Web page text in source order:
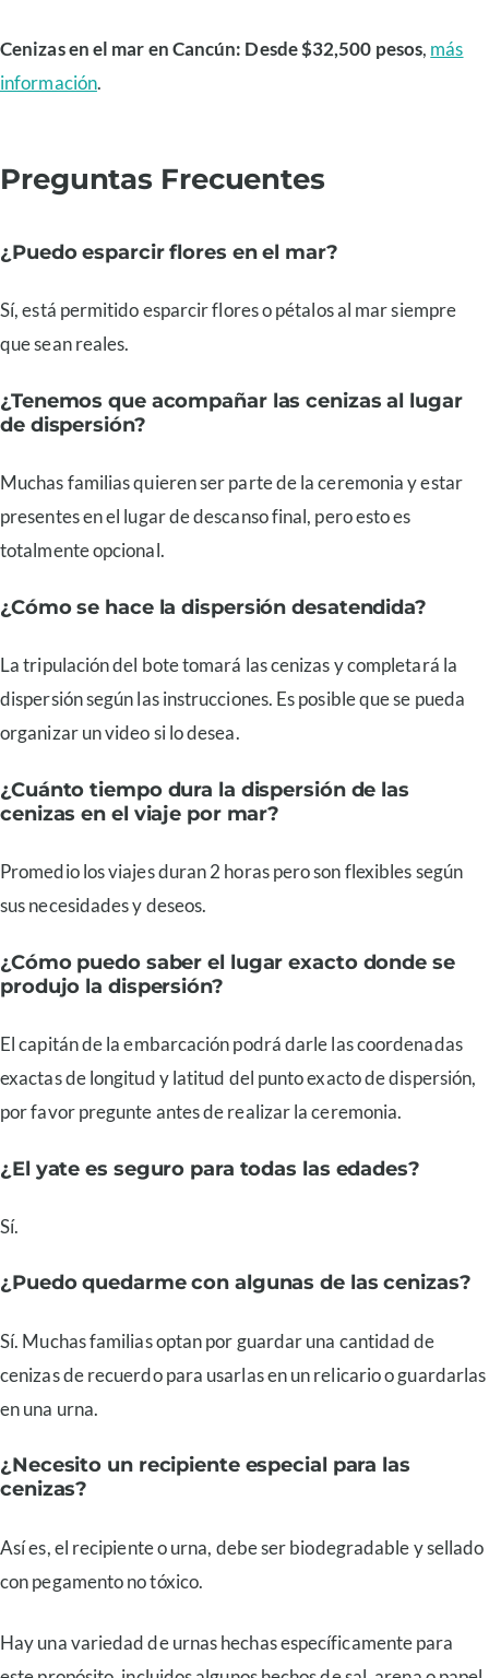
Cenizas en el mar en Cancún: Desde $32,500 pesos, más
información.
Preguntas Frecuentes
¿Puedo esparcir flores en el mar?
Sí, está permitido esparcir flores o pétalos al mar siempre
que sean reales.
¿Tenemos que acompañar las cenizas al lugar
de dispersión?
Muchas familias quieren ser parte de la ceremonia y estar
presentes en el lugar de descanso final, pero esto es
totalmente opcional.
¿Cómo se hace la dispersión desatendida?
La tripulación del bote tomará las cenizas y completará la
dispersión según las instrucciones. Es posible que se pueda
organizar un video si lo desea.
¿Cuánto tiempo dura la dispersión de las
cenizas en el viaje por mar?
Promedio los viajes duran 2 horas pero son flexibles según
sus necesidades y deseos.
¿Cómo puedo saber el lugar exacto donde se
produjo la dispersión?
El capitán de la embarcación podrá darle las coordenadas
exactas de longitud y latitud del punto exacto de dispersión,
por favor pregunte antes de realizar la ceremonia.
¿El yate es seguro para todas las edades?
Sí.
¿Puedo quedarme con algunas de las cenizas?
Sí. Muchas familias optan por guardar una cantidad de
cenizas de recuerdo para usarlas en un relicario o guardarlas
en una urna.
¿Necesito un recipiente especial para las
cenizas?
Así es, el recipiente o urna, debe ser biodegradable y sellado
con pegamento no tóxico.
Hay una variedad de urnas hechas específicamente para